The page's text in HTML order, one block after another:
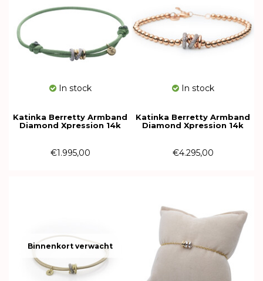
In stock
Katinka Berretty Armband
Diamond Xpression 14k
€1.995,00
In stock
Katinka Berretty Armband
Diamond Xpression 14k
€4.295,00
Binnenkort verwacht